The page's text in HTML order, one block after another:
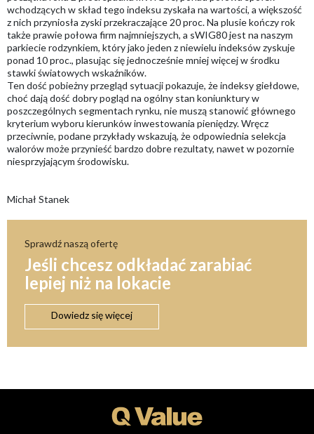
wchodzących w skład tego indeksu zyskała na wartości, a większość
z nich przyniosła zyski przekraczające 20 proc. Na plusie kończy rok
także prawie połowa firm najmniejszych, a sWIG80 jest na naszym
parkiecie rodzynkiem, który jako jeden z niewielu indeksów zyskuje
ponad 10 proc., plasując się jednocześnie mniej więcej w środku
stawki światowych wskaźników.
Ten dość pobieżny przegląd sytuacji pokazuje, że indeksy giełdowe,
choć dają dość dobry pogląd na ogólny stan koniunktury w
poszczególnych segmentach rynku, nie muszą stanowić głównego
kryterium wyboru kierunków inwestowania pieniędzy. Wręcz
przeciwnie, podane przykłady wskazują, że odpowiednia selekcja
walorów może przynieść bardzo dobre rezultaty, nawet w pozornie
niesprzyjającym środowisku.
Michał Stanek
Sprawdź naszą ofertę
Jeśli chcesz odkładać zarabiać
lepiej niż na lokacie
Dowiedz się więcej